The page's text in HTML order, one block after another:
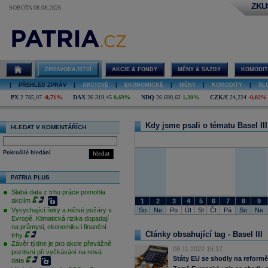
SOBOTA 08.08.2026
ZPRAVODAJSTVÍ AKCIE & FONDY MĚNY & SAZBY
PŘEHLED ZPRÁV AKCIOVÉ EKONOMICKÉ MĚNY KOMODITY
PX 2 785,07 -0,71% DAX 26 319,45 0,69% NDQ 26 690,62 1,30% CZK/€ 24,224 -0,02%
HLEDAT V KOMENTÁŘÍCH
hledat
Pokročilé hledání
PATRIA PLUS
Slabá data z trhu práce pomohla
akciím
Vysychající řeky a ničivé požáry v
Evropě. Klimatická rizika dopadají
na průmysl, ekonomiku i finanční
trhy
Závěr týdne je pro akcie převážně
pozitivní při vyčkávání na nová
data
Kdy jsme psali o tématu Basel III
1 2 3 4 5 6 7 8
9
So
Ne Po Út St Čt Pá So Ne
Články obsahující tag - Basel III
08.11.2022 15:17
Státy EU se shodly na